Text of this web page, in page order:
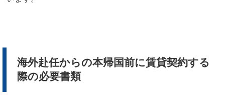
海外赴任からの本帰国前に賃貸契約する
際の必要書類